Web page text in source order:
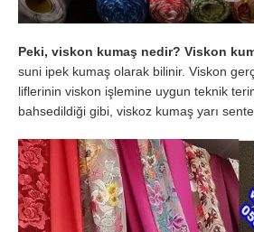
Peki, viskon kumaş nedir? Viskon
suni ipek kumaş olarak bilinir. Viskon
liflerinin viskon işlemine uygun teknik
bahsedildiği gibi, viskoz kumaş yarı